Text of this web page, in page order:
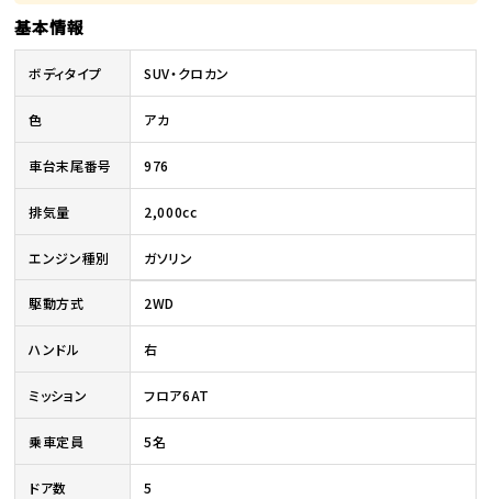
基本情報
ボディタイプ SUV・クロカン
色 アカ
車台末尾番号 976
排気量 2,000cc
エンジン種別 ガソリン
駆動方式 2WD
ハンドル 右
ミッション フロア6AT
乗車定員 5名
ドア数 5